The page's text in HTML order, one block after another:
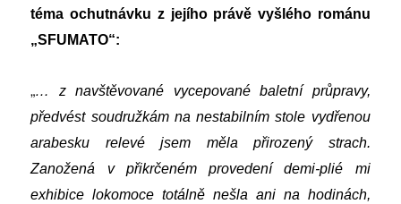
téma ochutnávku z jejího právě vyšlého románu
„SFUMATO“:
„… z navštěvované vycepované baletní průpravy,
předvést soudružkám na nestabilním stole vydřenou
arabesku relevé jsem měla přirozený strach.
Zanožená v přikrčeném provedení demi-plié mi
exhibice lokomoce totálně nešla ani na hodinách,